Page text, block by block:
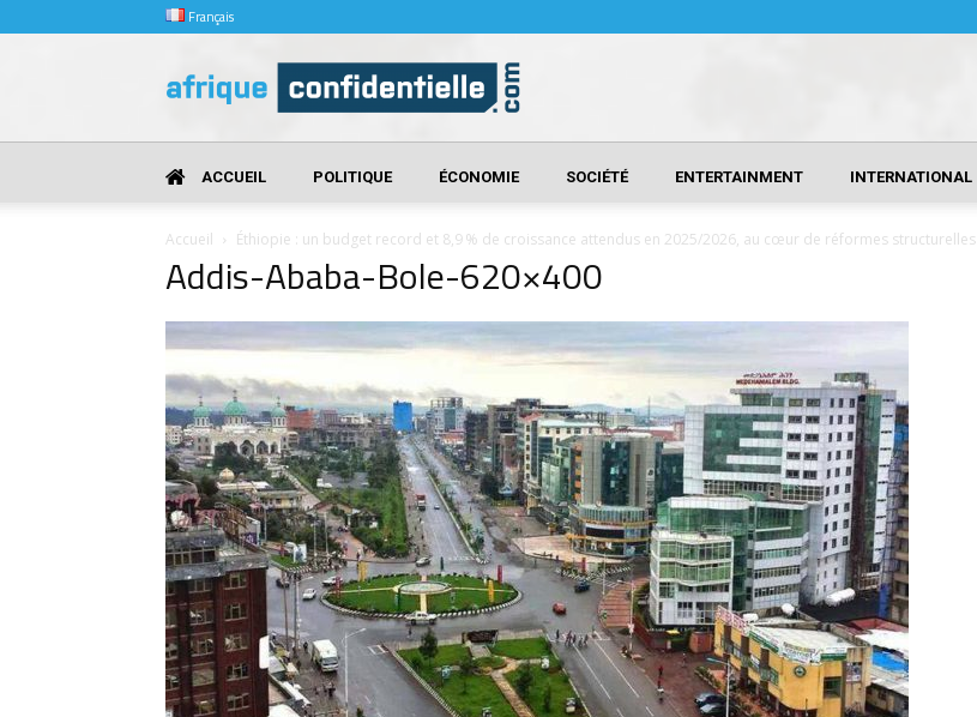
Français
Confidentielle
ACCUEIL POLITIQUE ÉCONOMIE SOCIÉTÉ ENTERTAINMENT INTERNATIONAL
Accueil Éthiopie : un budget record et 8,9 % de croissance attendus en 2025/2026, au cœur de réformes structurelles
Addis-Ababa-Bole-620×400